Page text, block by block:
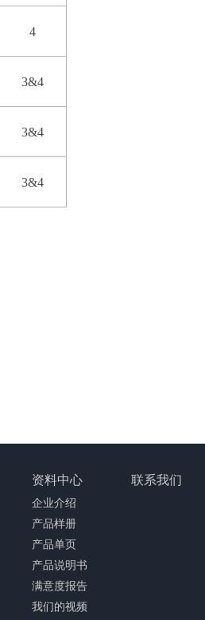
4
3&4
3&4
3&4
资料中心
企业介绍
产品样册
产品单页
产品说明书
满意度报告
我们的视频
联系我们